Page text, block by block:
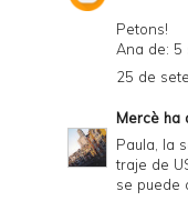
Petons!
Ana de: 5
25 de
Mercè ha
Paula, la
traje de
se puede